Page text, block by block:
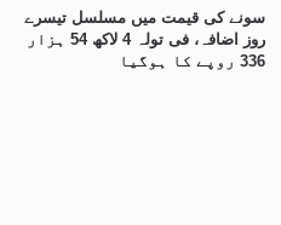
سونے کی قیمت میں مسلسل تیسرے
روز اضافہ، فی تولہ 4 لاکھ 54 ہزار
336 روپے کا ہوگیا